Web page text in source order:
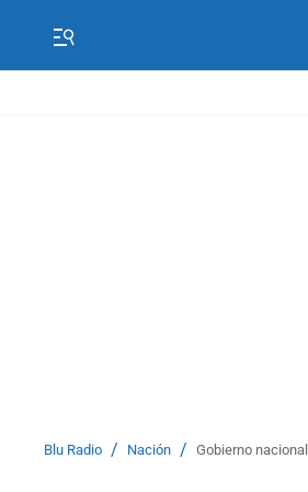
Blu Radio / Nación / Gobierno